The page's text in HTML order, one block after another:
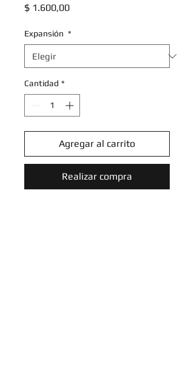
$ 1.600,00Precio
Expansión *
Cantidad *
Agregar al carrito
Realizar compra